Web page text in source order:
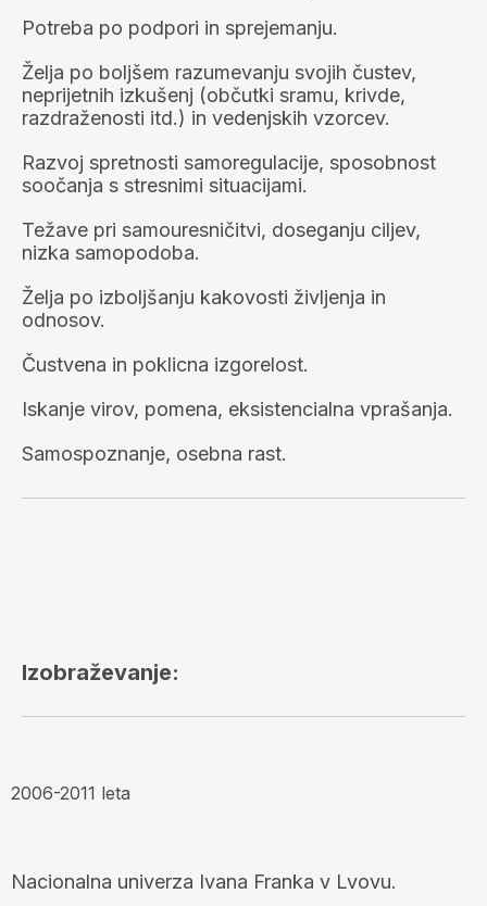
Potreba po podpori in sprejemanju.
Želja po boljšem razumevanju svojih čustev,
neprijetnih izkušenj (občutki sramu, krivde,
razdraženosti itd.) in vedenjskih vzorcev.
Razvoj spretnosti samoregulacije, sposobnost
soočanja s stresnimi situacijami.
Težave pri samouresničitvi, doseganju ciljev,
nizka samopodoba.
Želja po izboljšanju kakovosti življenja in
odnosov.
Čustvena in poklicna izgorelost.
Iskanje virov, pomena, eksistencialna vprašanja.
Samospoznanje, osebna rast.
Izobraževanje:
2006-2011 leta
Nacionalna univerza Ivana Franka v Lvovu.